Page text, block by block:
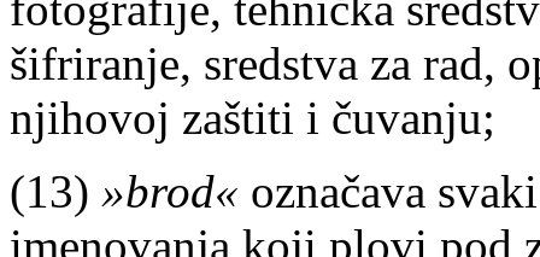
šifriranje, sredstva za rad,
njihovoj zaštiti i čuvanju;
(13) »brod« označava
imenovanja koji plovi pod